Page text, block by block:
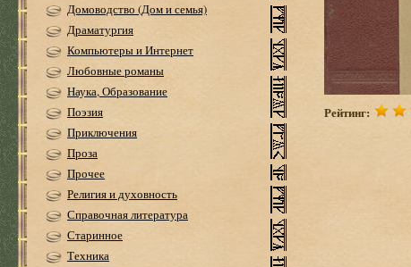
Домоводство (Дом и семья)
Драматургия
Компьютеры и Интернет
Любовные романы
Наука, Образование
Поэзия
Приключения
Проза
Прочее
Религия и духовность
Справочная литература
Старинное
Техника
Рейтинг: